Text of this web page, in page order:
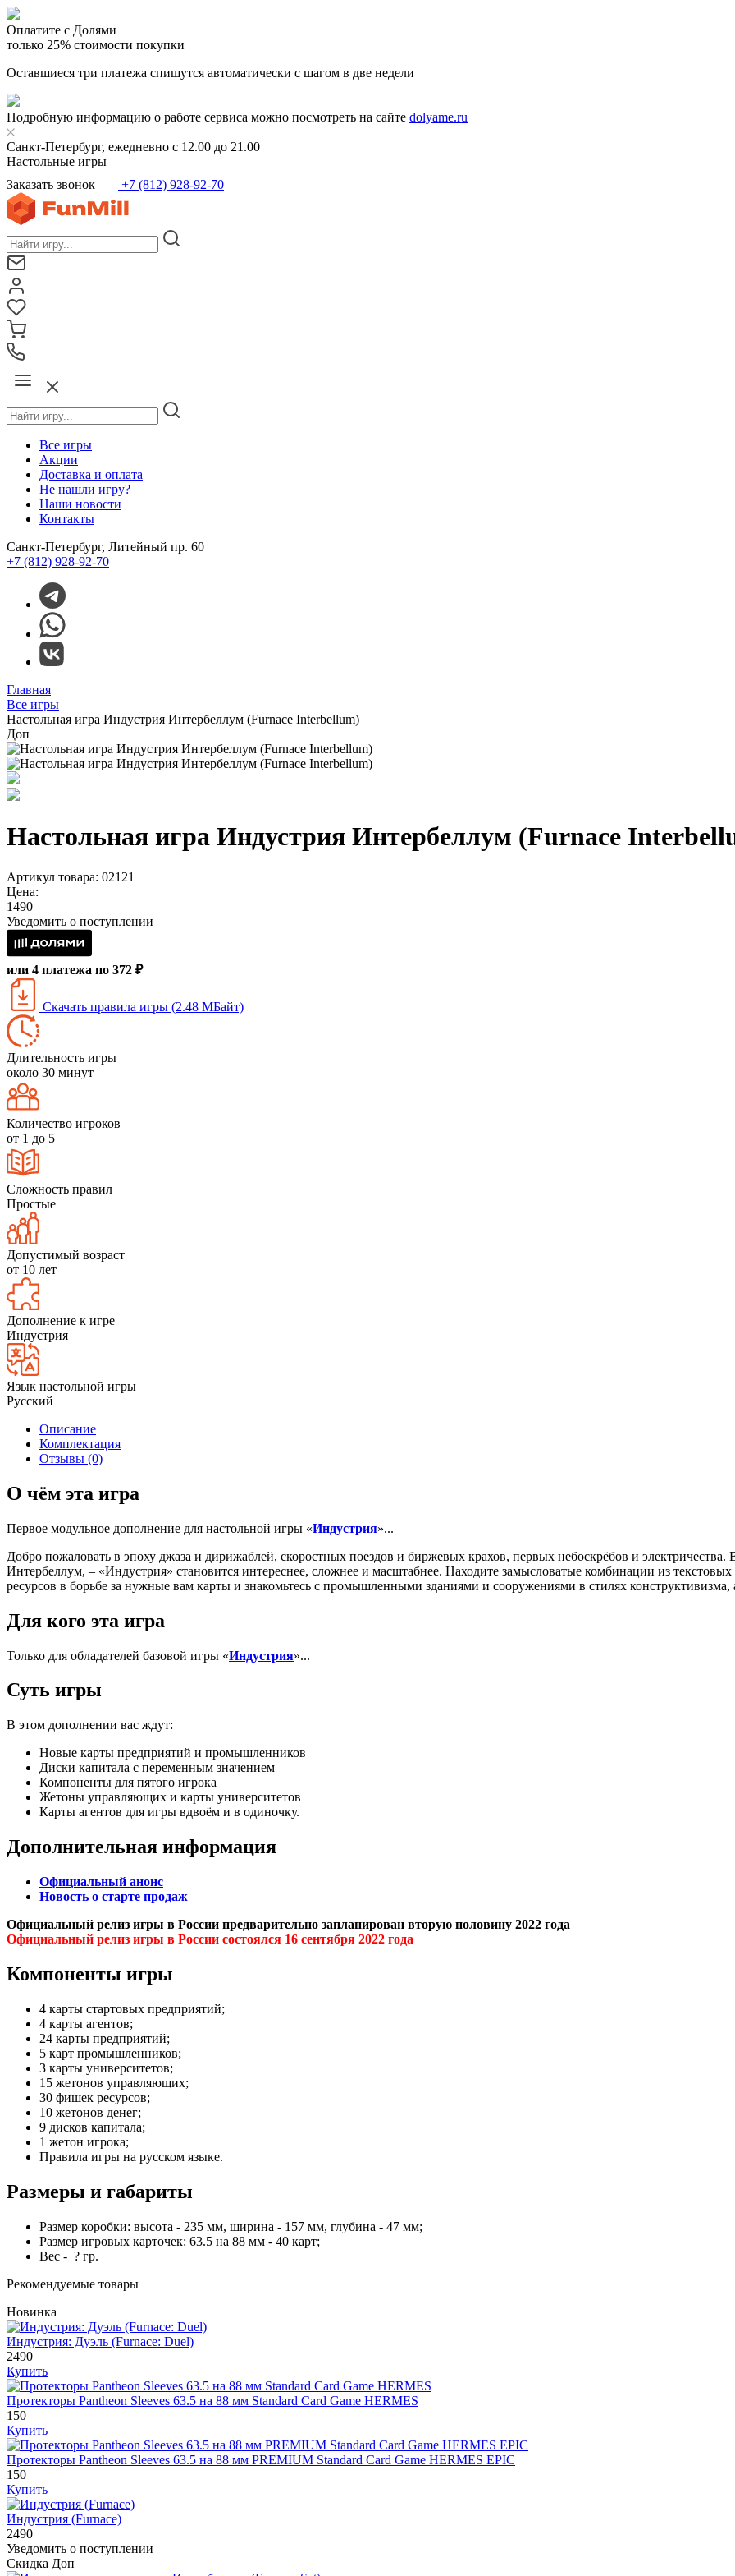
Оплатите с Долями
только 25% стоимости покупки
Оставшиеся три платежа спишутся автоматически с шагом в две недели
Подробную информацию о работе сервиса можно посмотреть на сайте dolyame.ru
Санкт-Петербург, ежедневно с 12.00 до 21.00
Настольные игры
Заказать звонок
+7 (812) 928-92-70
Все игры
Акции
Доставка и оплата
Не нашли игру?
Наши новости
Контакты
Санкт-Петербург, Литейный пр. 60
+7 (812) 928-92-70
Главная
Все игры
Настольная игра Индустрия Интербеллум (Furnace Interbellum)
Доп
Настольная игра Индустрия Интербеллум (Furnace
Артикул товара: 02121
Цена:
1490
Уведомить о поступлении
или 4 платежа по 372 ₽
Скачать правила игры (2.48 МБайт)
Длительность игры
около 30 минут
Количество игроков
от 1 до 5
Сложность правил
Простые
Допустимый возраст
от 10 лет
Дополнение к игре
Индустрия
Язык настольной игры
Русский
Описание
Комплектация
Отзывы (0)
О чём эта игра
Первое модульное дополнение для настольной игры «Индустрия»...
Добро пожаловать в эпоху джаза и дирижаблей, скоростных поездов и биржевых крахов, первых небоскрёбов и
Интербеллум, – «Индустрия» становится интереснее, сложнее и масштабнее. Находите замысловатые комбинации из
ресурсов в борьбе за нужные вам карты и знакомьтесь с промышленными зданиями и сооружениями в стилях конструктивизма,
Для кого эта игра
Только для обладателей базовой игры «Индустрия»...
Суть игры
В этом дополнении вас ждут:
Новые карты предприятий и промышленников
Диски капитала с переменным значением
Компоненты для пятого игрока
Жетоны управляющих и карты университетов
Карты агентов для игры вдвоём и в одиночку.
Дополнительная информация
Официальный анонс
Новость о старте продаж
Официальный релиз игры в России предварительно запланирован вторую половину 2022 года
Официальный релиз игры в России состоялся 16 сентября 2022 года
Компоненты игры
4 карты стартовых предприятий;
4 карты агентов;
24 карты предприятий;
5 карт промышленников;
3 карты университетов;
15 жетонов управляющих;
30 фишек ресурсов;
10 жетонов денег;
9 дисков капитала;
1 жетон игрока;
Правила игры на русском языке.
Размеры и габариты
Размер коробки: высота - 235 мм, ширина - 157 мм, глубина - 47 мм;
Размер игровых карточек: 63.5 на 88 мм - 40 карт;
Вес - ? гр.
Рекомендуемые товары
Новинка
Индустрия: Дуэль (Furnace: Duel)
2490
Купить
Протекторы Pantheon Sleeves 63.5 на 88 мм Standard Card Game HERMES
150
Купить
Протекторы Pantheon Sleeves 63.5 на 88 мм PREMIUM Standard Card Game HERMES EPIC
150
Купить
Индустрия (Furnace)
2490
Уведомить о поступлении
Скидка Доп